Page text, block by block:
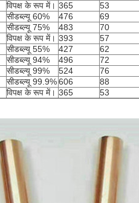
विपक्ष के रूप में। 365 53
सीडब्ल्यू 60% 476 69
सीडब्ल्यू 75% 483 70
विपक्ष के रूप में। 393 57
सीडब्ल्यू 55% 427 62
सीडब्ल्यू 94% 496 72
सीडब्ल्यू 99% 524 76
सीडब्ल्यू 99.9%606 88
विपक्ष के रूप में। 365 53